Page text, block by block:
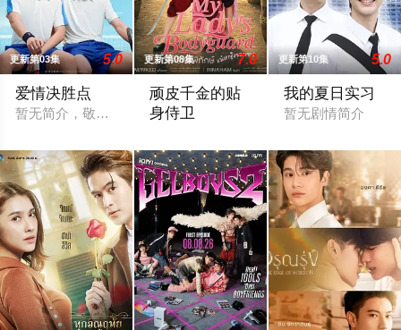
更新第03集 5.0
爱情决胜点
暂无简介，敬请期待
更新第08集 7.0
顽皮千金的贴
身侍卫
更新第10集 5.0
我的夏日实习
暂无剧情简介